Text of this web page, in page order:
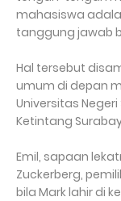
mahasiswa
tanggung jawab
Hal tersebut
umum di depan
Universitas Negeri
Ketintang
Emil, sapaan
Zuckerberg,
bila Mark lahir di